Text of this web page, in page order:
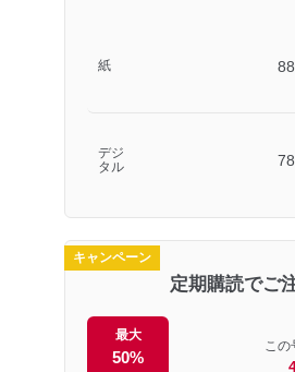
紙
デジ
タル
キャンペーン
定期購読でご
最大
50%
この